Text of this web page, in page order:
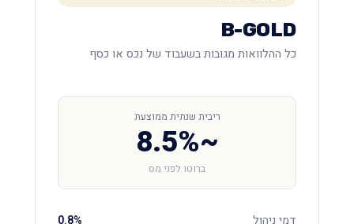
B-GOLD
כל ההלוואות מגובות בשעבוד של נכס או כסף
ריבית שנתית ממוצעת
~8.5%
ברוטו לפני מס
דמי ניהול 0.8%